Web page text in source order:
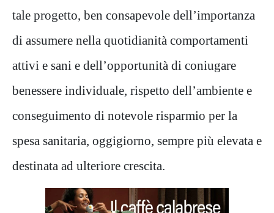
tale progetto, ben consapevole dell’importanza
di assumere nella quotidianità comportamenti
attivi e sani e dell’opportunità di coniugare
benessere individuale, rispetto dell’ambiente e
conseguimento di notevole risparmio per la
spesa sanitaria, oggigiorno, sempre più elevata e
destinata ad ulteriore crescita.